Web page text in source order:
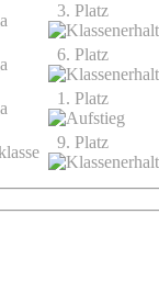
3. Platz
6. Platz
1. Platz
9. Platz